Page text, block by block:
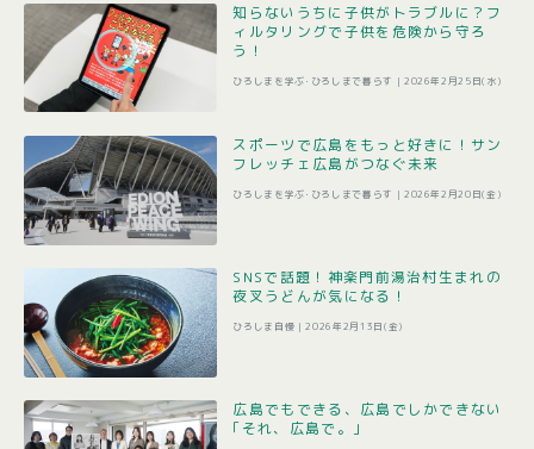
知らないうちに子供がトラブルに？フ
ィルタリングで子供を危険から守ろ
う！
ひろしまを学ぶ･ひろしまで暮らす | 2026年2月25日(水)
スポーツで広島をもっと好きに！サン
フレッチェ広島がつなぐ未来
ひろしまを学ぶ･ひろしまで暮らす | 2026年2月20日(金)
SNSで話題！神楽門前湯治村生まれの
夜叉うどんが気になる！
ひろしま自慢 |2026年2月13日(金)
広島でもできる、広島でしかできない
｢それ、広島で。｣